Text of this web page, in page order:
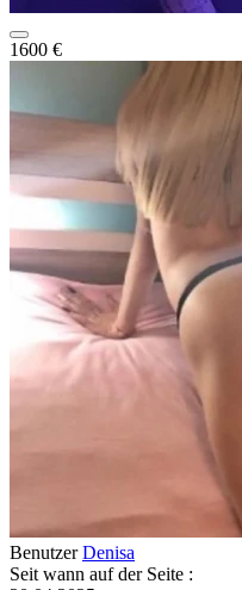
1600 €
BenutzerDenisa
Seit wann auf der Seite :